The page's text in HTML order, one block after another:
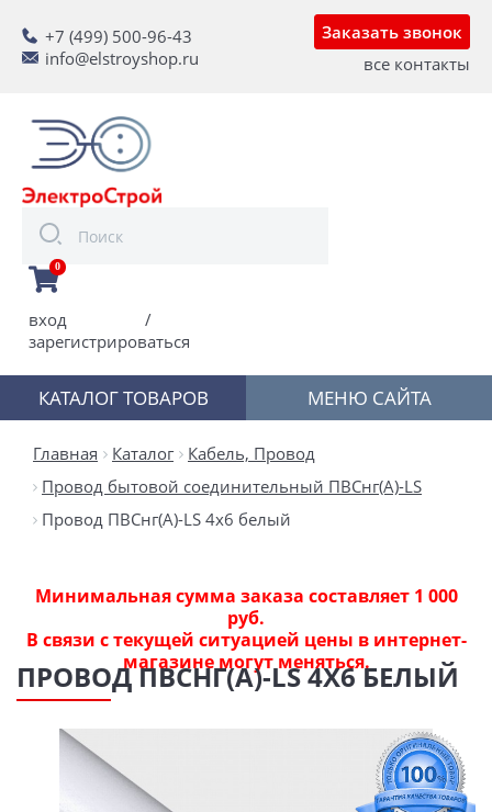
+7 (499) 500-96-43
info@elstroyshop.ru
Заказать звонок
все контакты
0
вход
/
зарегистрироваться
КАТАЛОГ ТОВАРОВ МЕНЮ САЙТА
Главная Каталог
Кабель, Провод
Провод бытовой соединительный ПВСнг(А)-LS
Провод ПВСнг(А)-LS 4х6 белый
Минимальная сумма заказа составляет 1 000
руб.
В связи с текущей ситуацией цены в интернет-
магазине могут меняться.
ПРОВОД ПВСНГ(А)-LS 4Х6 БЕЛЫЙ